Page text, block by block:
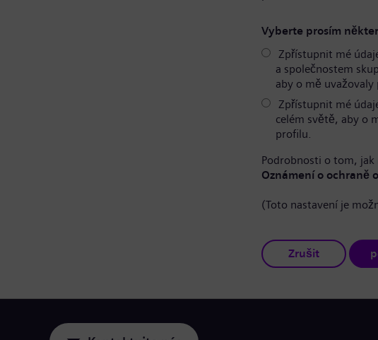
Vyberte prosím
Zpřístupnit mé
a společnostem
aby o mě
Zpřístupnit mé
celém světě, aby o
profilu.
Podrobnosti o tom, jak
Oznámení o ochraně
(Toto nastavení je
Zrušit